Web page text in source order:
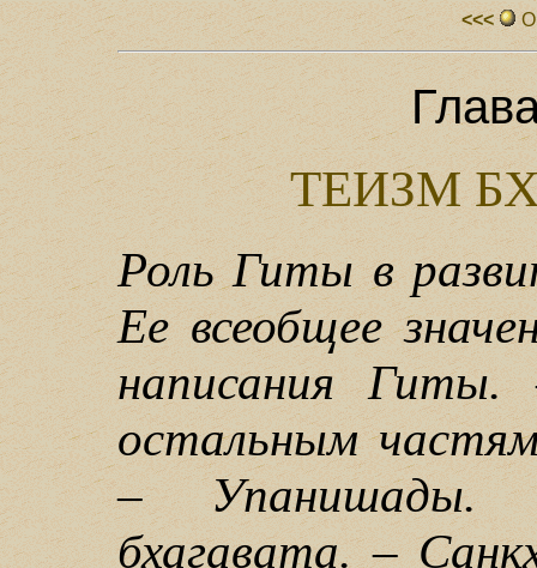
<<<
ТЕИЗМ
Роль Гиты в
Ее всеобщее
написания
остальным
– Упанишады.
бхагавата. –